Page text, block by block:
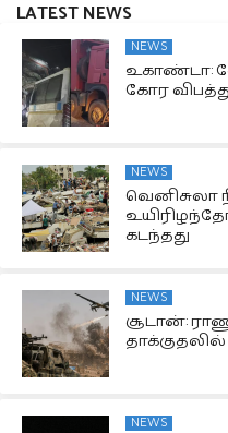
LATEST NEWS
NEWS
உகாண்டா:
கோர விபத்து
NEWS
வெனிசுலா
கடந்தது
NEWS
சூடான்:
NEWS